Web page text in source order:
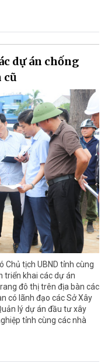
dự án chống
cũ
Chủ tịch UBND tỉnh cùng
triển khai các dự án
đô thị trên địa bàn các
có lãnh đạo các Sở Xây
lý dự án đầu tư xây
tỉnh cùng các nhà